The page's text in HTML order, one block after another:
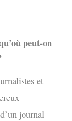
peut-on
et
journal